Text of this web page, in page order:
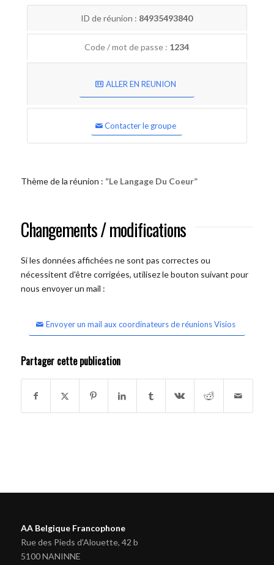
ID de réunion : 84935493840
Code / mot de passe : 1234
ALLER EN REUNION
Contacter le groupe
Thème de la réunion : “Le Langage Du Coeur”
Changements / modifications
Si les données affichées ne sont pas correctes ou
nécessitent d'être corrigées, utilisez le bouton suivant pour
nous envoyer un mail :
Envoyer un mail aux coordinateurs de réunions Visios
Partager cette publication
AA Belgique Francophone
Rue des Pieds d'Alouette, 42 b
5100 NANINNE